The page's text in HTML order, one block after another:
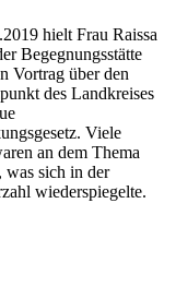
hielt Frau Raissa
Begegnungsstätte
Vortrag über den
des Landkreises
Viele
an dem Thema
was sich in der
wiederspiegelte.